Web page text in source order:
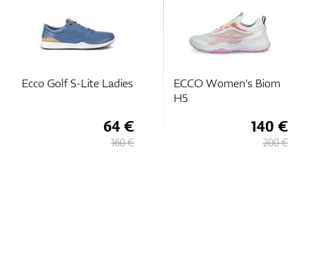
Ecco Golf S-Lite Ladies
64 €
160 €
ECCO Women's Biom
H5
140 €
200 €